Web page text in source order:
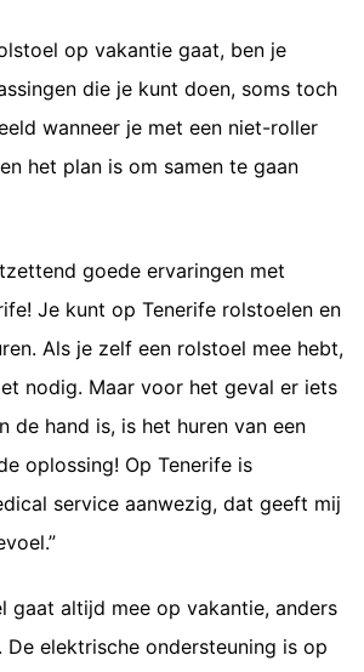
op vakantie gaat, ben je
die je kunt doen, soms toch
wanneer je met een niet-roller
het plan is om samen te gaan
goede ervaringen met
Je kunt op Tenerife rolstoelen en
Als je zelf een rolstoel mee hebt,
nodig. Maar voor het geval er iets
de hand is, is het huren van een
oplossing! Op Tenerife is
service aanwezig, dat geeft mij
gaat altijd mee op vakantie, anders
elektrische ondersteuning is op